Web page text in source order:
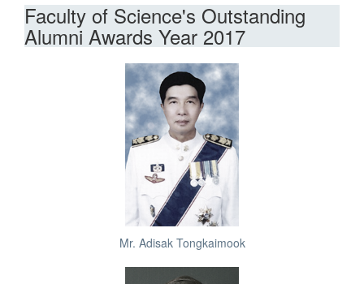
Faculty of Science's Outstanding
Alumni Awards Year 2017
Mr. Adisak Tongkaimook